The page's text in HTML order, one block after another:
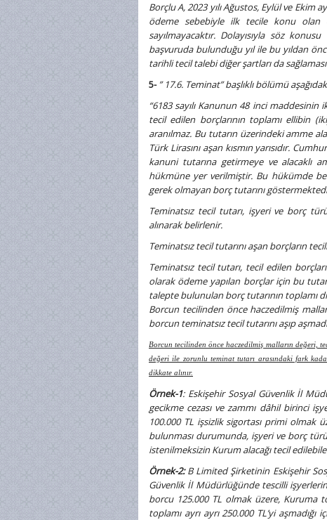
Borçlu A, 2023 yılı Ağustos, Eylül ve
ödeme sebebiyle ilk tecile konu olan
sayılmayacaktır. Dolayısıyla söz
başvuruda bulunduğu yıl ile bu yıldan
tarihli tecil talebi diğer şartları da
5-” 17.6. Teminat” başlıklı bölümü
“6183 sayılı Kanunun 48 inci
tecil edilen borçlarının toplamı ellibin
aranılmaz. Bu tutarın üzerindeki amme
Türk Lirasını aşan kısmın yarısıdır.
kanuni tutarına getirmeye ve alacaklı
hükmüne yer verilmiştir. Bu hükümde
gerek olmayan borç tutarını
Teminatsız tecil tutarı, işyeri ve borç
alınarak belirlenir.
Teminatsız tecil tutarını aşan borçların
Teminatsız tecil tutarı, tecil edilen
olarak ödeme yapılan borçlar için bu
talepte bulunulan borç tutarının toplamı
Borcun tecilinden önce haczedilmiş
borcun teminatsız tecil tutarını aşıp
Borcun tecilinden önce haczedilmiş malların değeri,
değeri ile zorunlu teminat tutarı arasındaki fark
dikkate alınır.
Örnek-1: Eskişehir Sosyal Güvenlik İl
gecikme cezası ve zammı dâhil birinci
100.000 TL işsizlik sigortası primi
bulunması durumunda, işyeri ve borç
istenilmeksizin Kurum alacağı tecil
Örnek-2:B Limited Şirketinin Eskişehir
Güvenlik İl Müdürlüğünde tescilli
borcu 125.000 TL olmak üzere, Kuruma
toplamı ayrı ayrı 250.000 TL’yi